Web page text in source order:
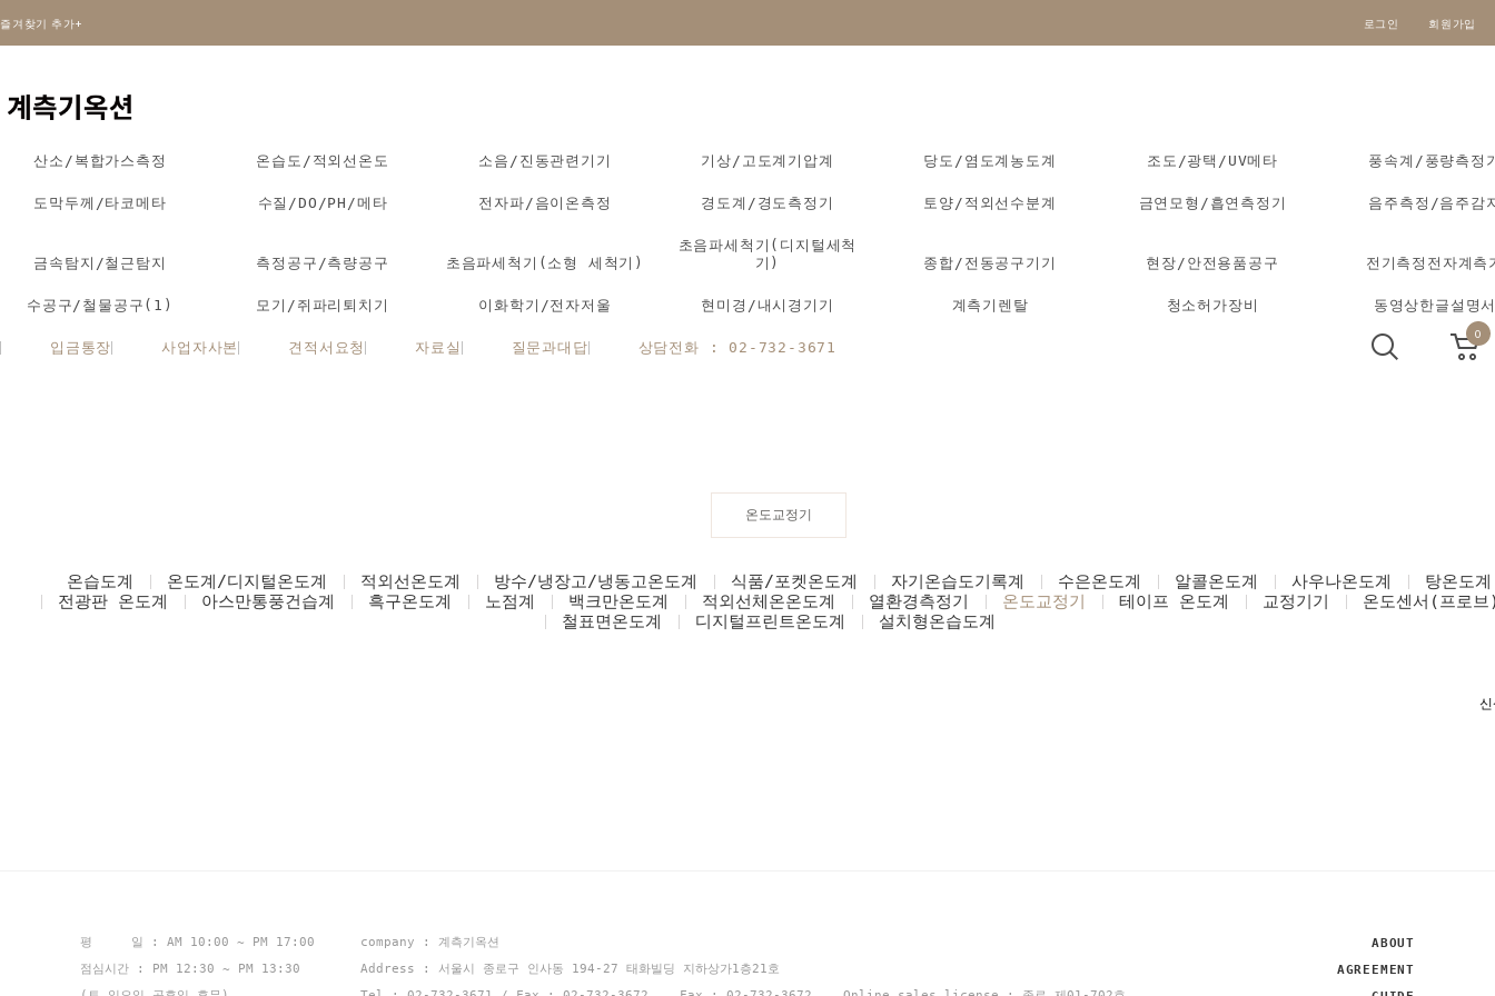
즐겨찾기 추가+ 로그인 회원가입
산소/복합가스측정 온습도/적외선온도 소음/진동관련기기 기상/고도계기압계 당도/염도계농도계 조도/광택/UV메타 풍속계/풍량측정
도막두께/타코메타 수질/DO/PH/메타 전자파/음이온측정 경도계/경도측정기 토양/적외선수분계 금연모형/흡연측정기 음주측정/음주감
금속탐지/철근탐지 측정공구/측량공구 초음파세척기(소형 세척기)
초음파세척기(디지털세척
기)
종합/전동공구기기 현장/안전용품공구 전기측정전자계측
수공구/철물공구(1) 모기/쥐파리퇴치기 이화학기/전자저울 현미경/내시경기기 계측기렌탈 청소허가장비 동영상한글설명
입금통장 사업자사본 견적서요청 자료실 질문과대답 상담전화 : 02-732-3671
0
온도교정기
온습도계 온도계/디지털온도계 적외선온도계 방수/냉장고/냉동고온도계 식품/포켓온도계 자기온습도기록계 수은온도계 알콜온도계 사우나온도계
탕온도계
전광판 온도계
아스만통풍건습계 흑구온도계 노점계 백크만온도계 적외선체온온도계 열환경측정기 온도교정기 테이프 온도계 교정기기
온도센서(프로
철표면온도계
디지털프린트온도계 설치형온습도계
평 일 : AM 10:00 ~ PM 17:00
점심시간 : PM 12:30 ~ PM 13:30
company : 계측기옥션
Address : 서울시 종로구 인사동 194-27 태화빌딩 지하상가1층21호
ABOUT
AGREEMENT